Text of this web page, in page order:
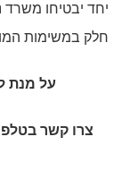
יחד יבטיחו משרד
חלק במשימות
על מנת